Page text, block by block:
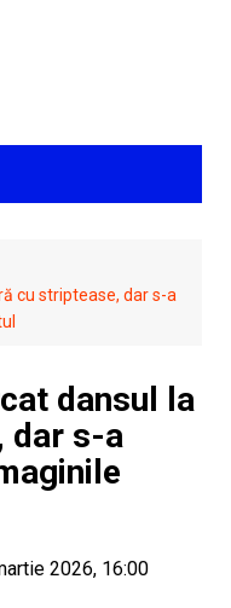
cu striptease, dar s-a
dansul la
dar s-a
2026, 16:00